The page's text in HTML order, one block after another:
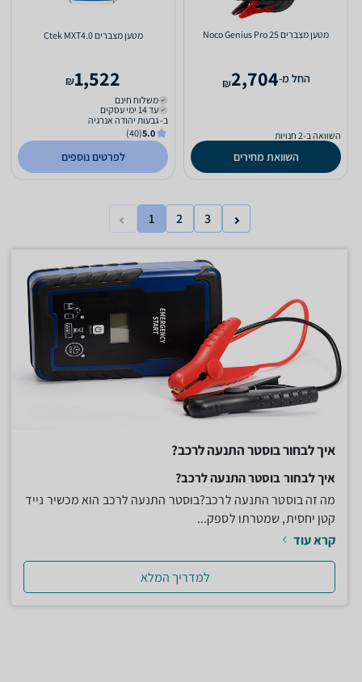
‏מטען מצברים Noco Genius Pro 25
‫החל מ-2,704
₪
השוואה ב-2 חנויות
השוואת מחירים
‏מטען מצברים Ctek MXT4.0
1,522
₪
משלוח חינם
עד 14 ימי עסקים
ב- גבעות יהודה אנרגיה
5.0
(40)
לפרטים נוספים
1 2 3
איך לבחור בוסטר התנעה לרכב?
איך לבחור בוסטר התנעה לרכב?
מה זה בוסטר התנעה לרכב?בוסטר התנעה לרכב הוא מכשיר נייד
קטן יחסית, שמטרתו לספק...
קרא עוד
למדריך המלא